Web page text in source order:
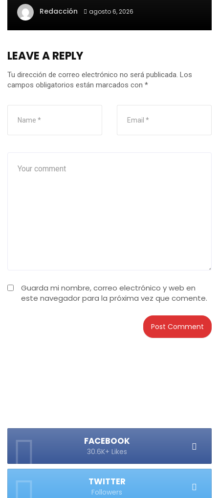
Redacción agosto 6, 2026
LEAVE A REPLY
Tu dirección de correo electrónico no será publicada. Los
campos obligatorios están marcados con *
Guarda mi nombre, correo electrónico y web en
este navegador para la próxima vez que comente.
FACEBOOK
30.6K+ Likes
TWITTER
Followers